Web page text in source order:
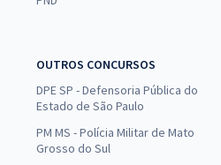
OUTROS CONCURSOS
DPE SP - Defensoria Pública do
Estado de São Paulo
PM MS - Polícia Militar de Mato
Grosso do Sul